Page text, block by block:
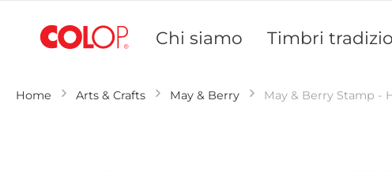
contenuto
Chi siamo Timbri
Home Arts & Crafts May & Berry May & Berry Stamp -